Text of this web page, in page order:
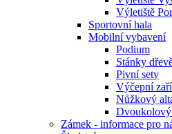
Výletiště
Sportovní hala
Mobilní vybavení
Podium
Stánky
Pivní sety
Výčepní
Nůžkový
Zámek - informace pro